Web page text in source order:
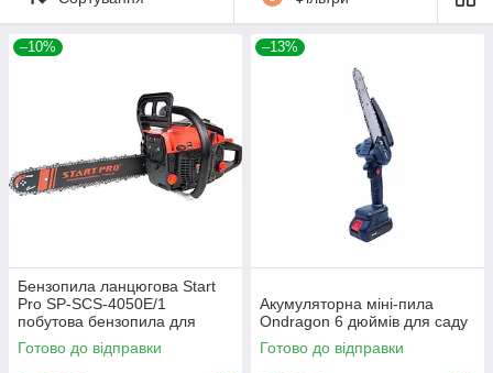
–10%
Бензопила ланцюгова Start
Pro SP-SCS-4050E/1
побутова бензопила для
заготівлі дров
Готово до відправки
–13%
Акумуляторна міні-пила
Ondragon 6 дюймів для саду
Готово до відправки